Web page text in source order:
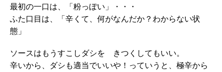
最初の一口は、「粉っぽい」・・・
ふた口目は、「辛くて、何がなんだか？わからない状
態」
ソースはもうすこしダシを きつくしてもいい。
辛いから、ダシも適当でいいや！っていうと、極辛から